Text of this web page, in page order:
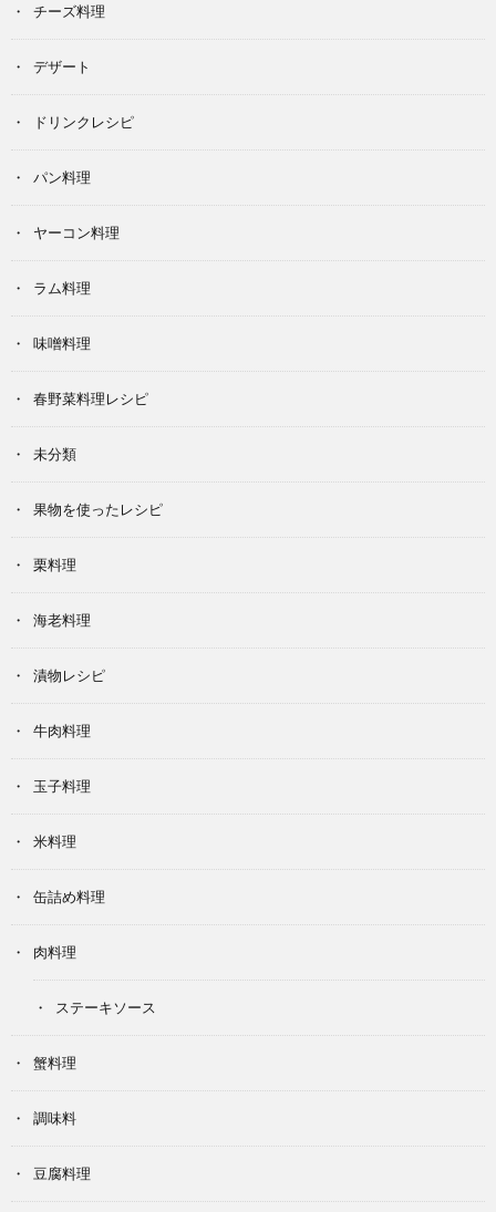
チーズ料理
デザート
ドリンクレシピ
パン料理
ヤーコン料理
ラム料理
味噌料理
春野菜料理レシピ
未分類
果物を使ったレシピ
栗料理
海老料理
漬物レシピ
牛肉料理
玉子料理
米料理
缶詰め料理
肉料理
ステーキソース
蟹料理
調味料
豆腐料理